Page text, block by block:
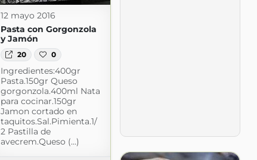
12 mayo 2016
Pasta con Gorgonzola
y Jamón
20 0
Ingredientes:400gr
Pasta.150gr Queso
gorgonzola.400ml Nata
para cocinar.150gr
Jamon cortado en
taquitos.Sal.Pimienta.1/
2 Pastilla de
avecrem.Queso (...)